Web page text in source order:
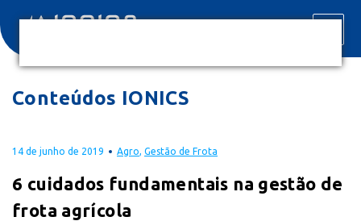
Conteúdos IONICS
14 de junho de 2019 Agro, Gestão de Frota
6 cuidados fundamentais na gestão de
frota agrícola